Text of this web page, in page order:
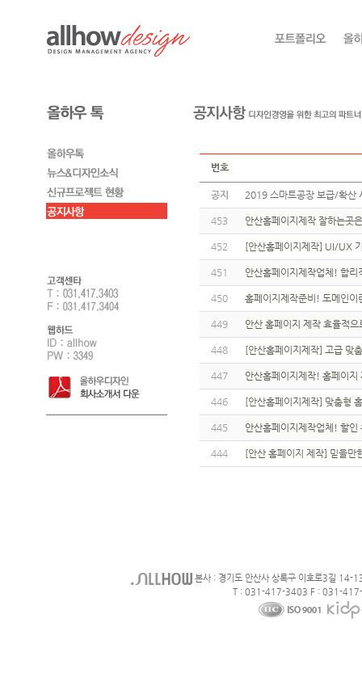
번호
공지 2019 스마트공장 보급/확
453 안산홈페이지제작 잘하는곳
452 [안산홈페이지제작] UI/UX
451 안산홈페이지제작업체! 합
450 홈페이지제작준비! 도메인이
449 안산 홈페이지 제작 효율적
448 [안산홈페이지제작] 고급 맞
447 안산홈페이지제작! 홈페이지
446 [안산홈페이지제작] 맞춤형
445 안산홈페이지제작업체! 할
444 [안산 홈페이지 제작] 믿을만
본사 : 경기도 안산사 상록구 이호로3길 14-
T : 031-417-3403 F : 031-